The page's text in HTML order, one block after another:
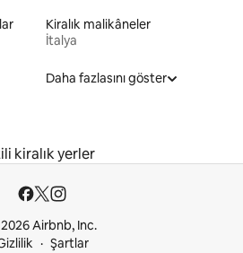
Kiralık malikâneler
İtalya
Daha fazlasını göster
kiralık yerler
Airbnb, Inc.
Şartlar